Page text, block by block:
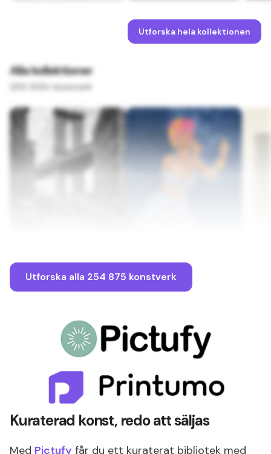
Utforska hela kollektionen
Alla kollektioner
200 000+ konstverk
Utforska alla 254 875 konstverk
Kuraterad konst, redo att säljas
Med Pictufy får du ett kuraterat bibliotek med